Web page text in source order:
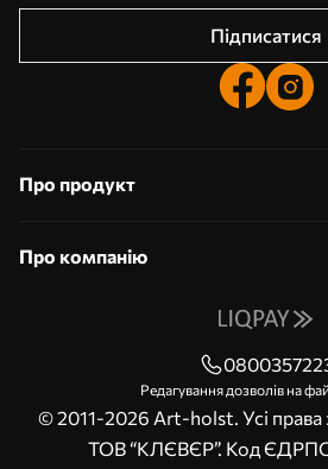
Підписатися
Про продукт
Про компанію
Редагування дозволів на
© 2011-2026 Art-holst. Усі права
ТОВ “КЛЄВЄР”. Код